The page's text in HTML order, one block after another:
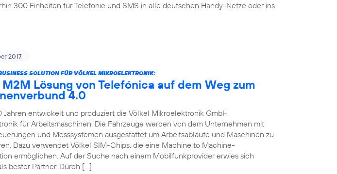
300 Einheiten für Telefonie und SMS in alle deutschen Handy-Netze oder ins
2017
SOLUTION FÜR VÖLKEL MIKROELEKTRONIK:
Lösung von Telefónica auf dem Weg zum
4.0
Jahren entwickelt und produziert die Völkel Mikroelektronik GmbH
für Arbeitsmaschinen. Die Fahrzeuge werden von dem Unternehmen mit
und Messsystemen ausgestattet um Arbeitsabläufe und Maschinen zu
Dazu verwendet Völkel SIM-Chips, die eine Machine to Machine-
ermöglichen. Auf der Suche nach einem Mobilfunkprovider erwies sich
bester Partner. Durch […]